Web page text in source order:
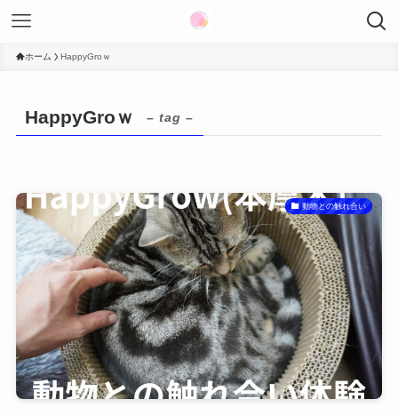
ホーム HappyGroｗ
HappyGroｗ – tag –
動物との触れ合い